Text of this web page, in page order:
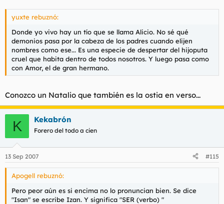
yuxte rebuznó:
Donde yo vivo hay un tío que se llama Alicio. No sé qué
demonios pasa por la cabeza de los padres cuando elijen
nombres como ese... Es una especie de despertar del hijoputa
cruel que habita dentro de todos nosotros. Y luego pasa como
con Amor, el de gran hermano.
Conozco un Natalio que también es la ostia en verso...
K Kekabrón
Forero del todo a cien
13 Sep 2007 #115
Apogell rebuznó:
Pero peor aún es si encima no lo pronuncian bien. Se dice
"Isan" se escribe Izan. Y significa "SER (verbo) "